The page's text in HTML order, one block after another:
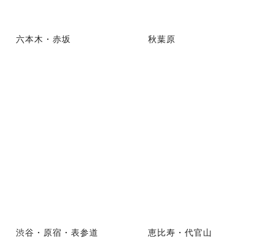
六本木・赤坂 秋葉原
渋谷・原宿・表参道 恵比寿・代官山